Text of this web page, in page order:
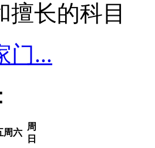
擅长的科目
门...
周六
周
日